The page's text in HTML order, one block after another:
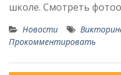
школе. Смотреть
Новости
Прокомментировать